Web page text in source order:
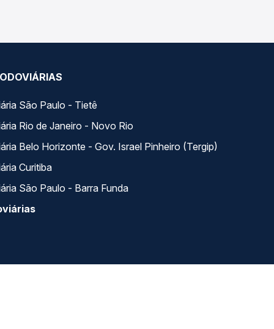
São Paulo - Tietê
Rio de Janeiro - Novo Rio
Belo Horizonte - Gov. Israel Pinheiro (Tergip)
Curitiba
São Paulo - Barra Funda